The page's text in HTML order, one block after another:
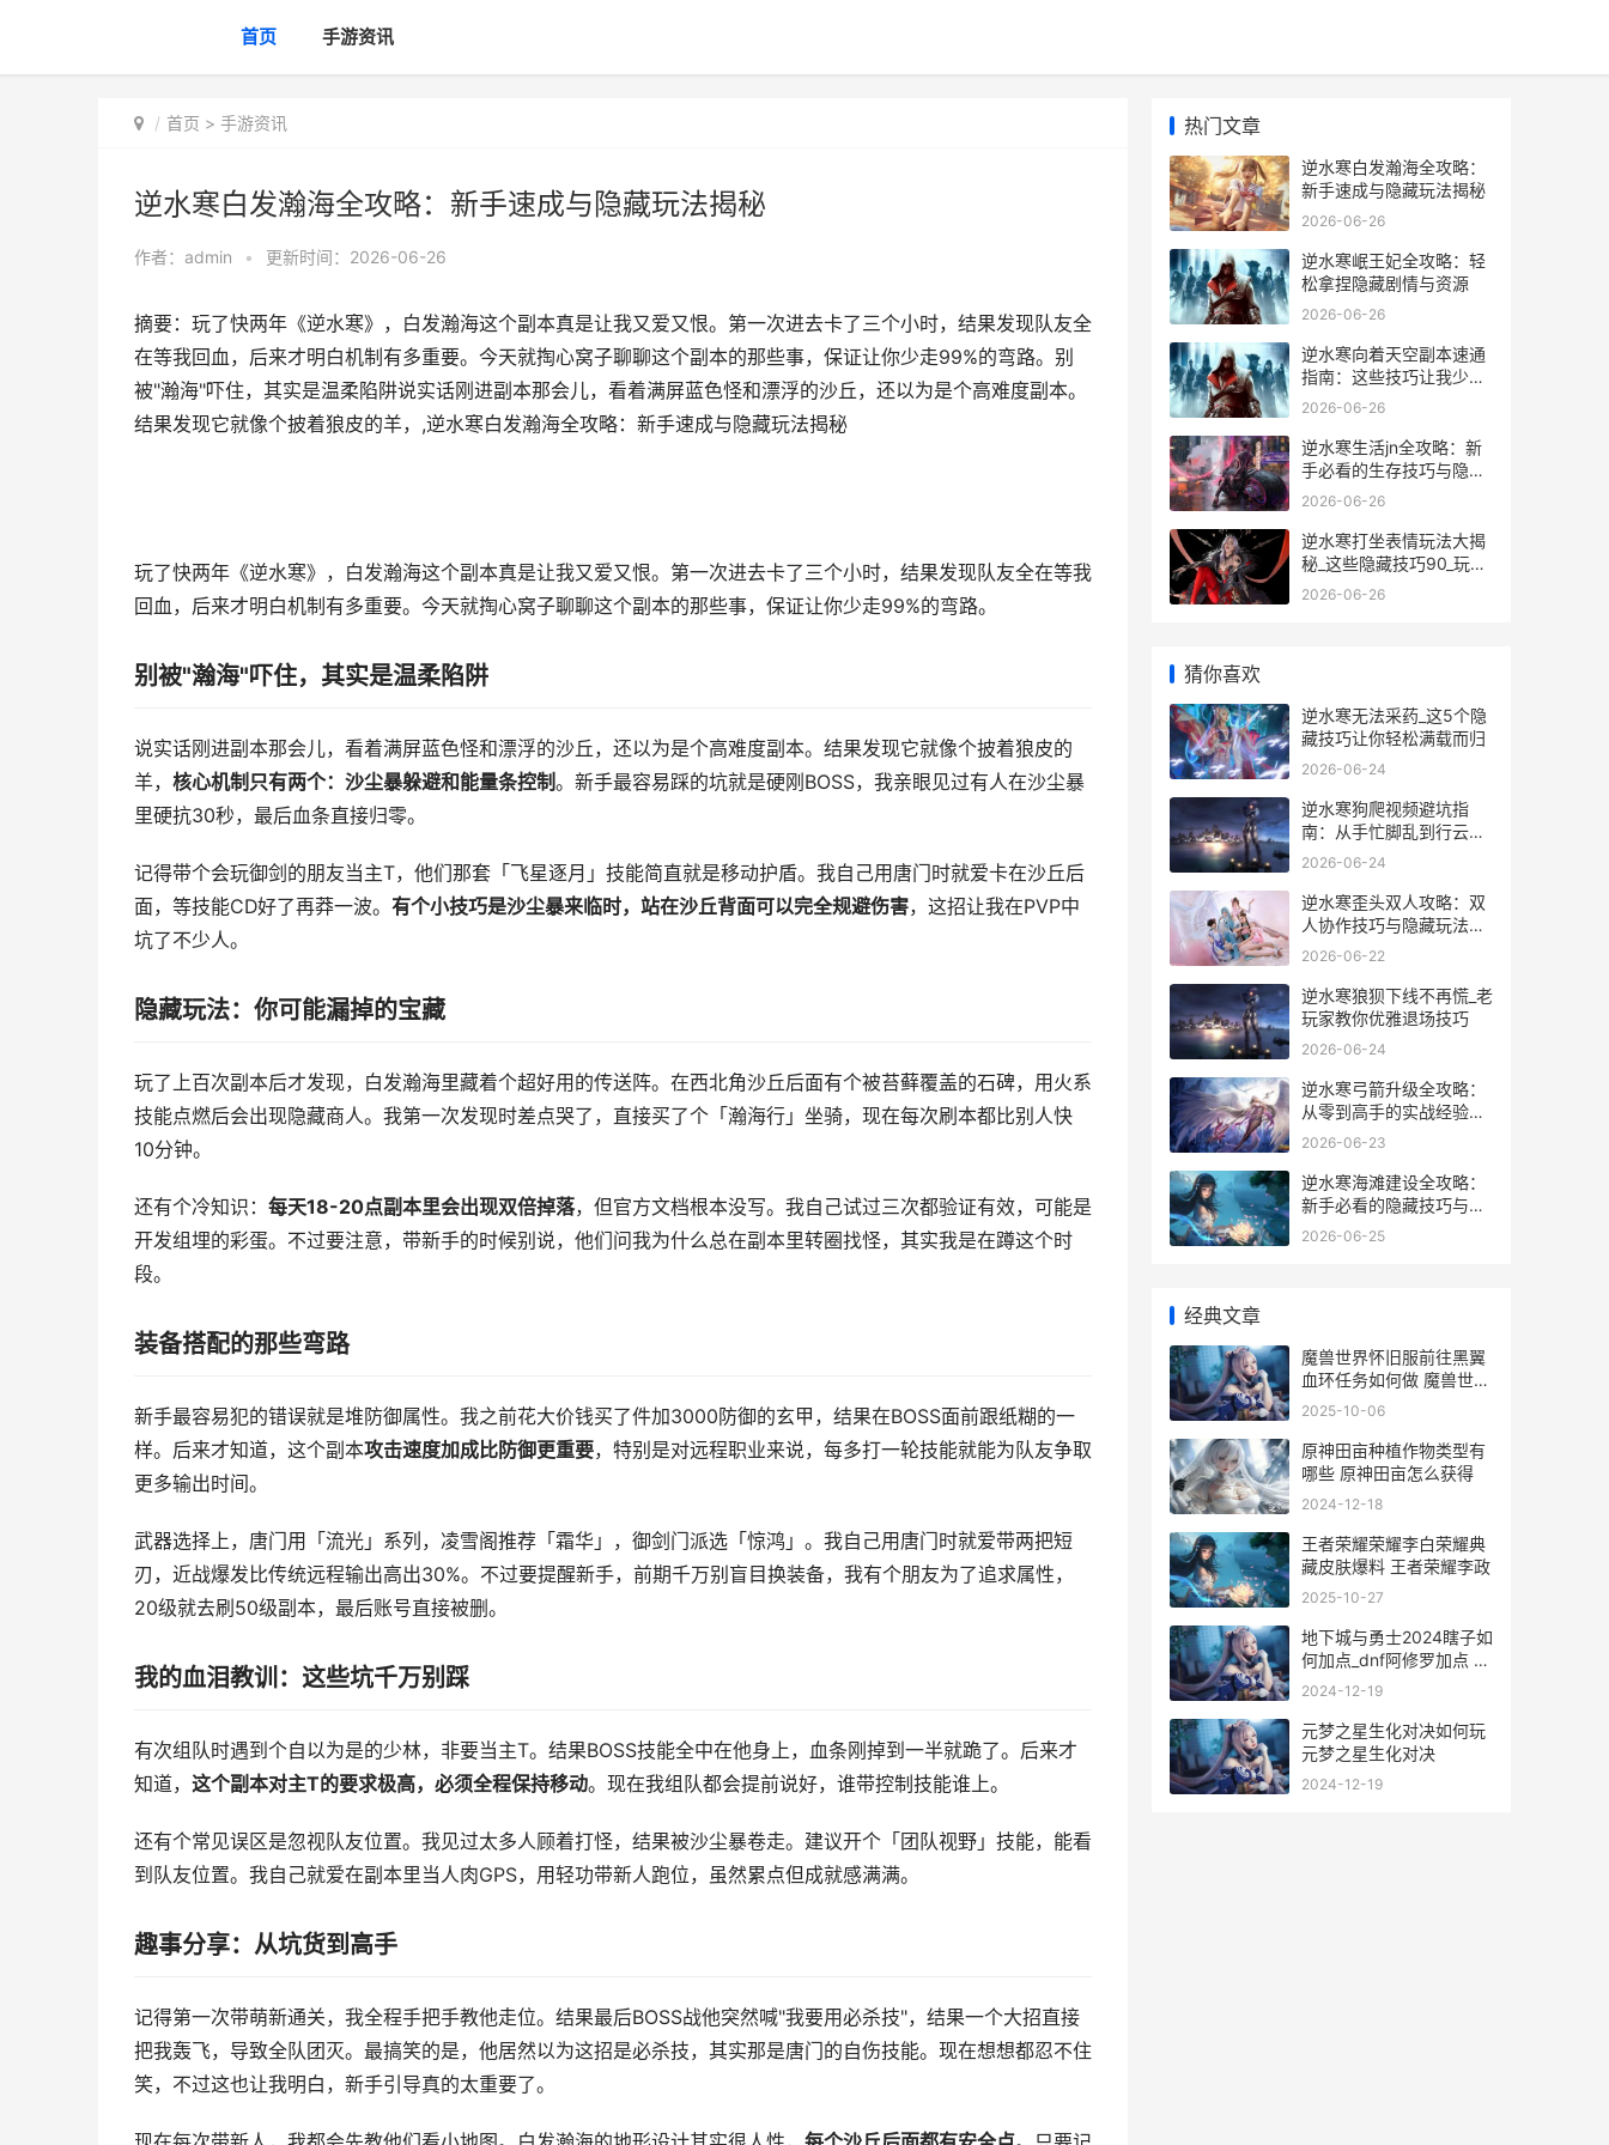
首页 手游资讯
首页 > 手游资讯
逆水寒白发瀚海全攻略：新手速成与隐藏玩法揭秘
作者： admin • 更新时间：2026-06-26
摘要：玩了快两年《逆水寒》，白发瀚海这个副本真是让我又爱又恨。第一次进去卡了三个小时，结果发现队友全
在等我回血，后来才明白机制有多重要。今天就掏心窝子聊聊这个副本的那些事，保证让你少走99%的弯路。别
被"瀚海"吓住，其实是温柔陷阱说实话刚进副本那会儿，看着满屏蓝色怪和漂浮的沙丘，还以为是个高难度副本。
结果发现它就像个披着狼皮的羊，,逆水寒白发瀚海全攻略：新手速成与隐藏玩法揭秘
玩了快两年《逆水寒》，白发瀚海这个副本真是让我又爱又恨。第一次进去卡了三个小时，结果发现队友全在等我
回血，后来才明白机制有多重要。今天就掏心窝子聊聊这个副本的那些事，保证让你少走99%的弯路。
别被"瀚海"吓住，其实是温柔陷阱
说实话刚进副本那会儿，看着满屏蓝色怪和漂浮的沙丘，还以为是个高难度副本。结果发现它就像个披着狼皮的
羊， 核心机制只有两个：沙尘暴躲避和能量条控制。新手最容易踩的坑就是硬刚BOSS，我亲眼见过有人在沙尘暴
里硬抗30秒，最后血条直接归零。
记得带个会玩御剑的朋友当主T，他们那套「飞星逐月」技能简直就是移动护盾。我自己用唐门时就爱卡在沙丘后
面，等技能CD好了再莽一波。 有个小技巧是沙尘暴来临时，站在沙丘背面可以完全规避伤害，这招让我在PVP中
坑了不少人。
隐藏玩法：你可能漏掉的宝藏
玩了上百次副本后才发现，白发瀚海里藏着个超好用的传送阵。在西北角沙丘后面有个被苔藓覆盖的石碑，用火系
技能点燃后会出现隐藏商人。我第一次发现时差点哭了，直接买了个「瀚海行」坐骑，现在每次刷本都比别人快
10分钟。
还有个冷知识： 每天18-20点副本里会出现双倍掉落，但官方文档根本没写。我自己试过三次都验证有效，可能是
开发组埋的彩蛋。不过要注意，带新手的时候别说，他们问我为什么总在副本里转圈找怪，其实我是在蹲这个时
段。
装备搭配的那些弯路
新手最容易犯的错误就是堆防御属性。我之前花大价钱买了件加3000防御的玄甲，结果在BOSS面前跟纸糊的一
样。后来才知道，这个副本攻击速度加成比防御更重要，特别是对远程职业来说，每多打一轮技能就能为队友争取
更多输出时间。
武器选择上，唐门用「流光」系列，凌雪阁推荐「霜华」，御剑门派选「惊鸿」。我自己用唐门时就爱带两把短
刃，近战爆发比传统远程输出高出30%。不过要提醒新手，前期千万别盲目换装备，我有个朋友为了追求属性，
20级就去刷50级副本，最后账号直接被删。
我的血泪教训：这些坑千万别踩
有次组队时遇到个自以为是的少林，非要当主T。结果BOSS技能全中在他身上，血条刚掉到一半就跪了。后来才
知道， 这个副本对主T的要求极高，必须全程保持移动。现在我组队都会提前说好，谁带控制技能谁上。
还有个常见误区是忽视队友位置。我见过太多人顾着打怪，结果被沙尘暴卷走。建议开个「团队视野」技能，能看
到队友位置。我自己就爱在副本里当人肉GPS，用轻功带新人跑位，虽然累点但成就感满满。
趣事分享：从坑货到高手
记得第一次带萌新通关，我全程手把手教他走位。结果最后BOSS战他突然喊"我要用必杀技"，结果一个大招直接
把我轰飞，导致全队团灭。最搞笑的是，他居然以为这招是必杀技，其实那是唐门的自伤技能。现在想想都忍不住
笑，不过这也让我明白，新手引导真的太重要了。
热门文章
逆水寒白发瀚海全攻略：
新手速成与隐藏玩法揭秘
2026-06-26
逆水寒岷王妃全攻略：轻
松拿捏隐藏剧情与资源
2026-06-26
逆水寒向着天空副本速通
指南：这些技巧让我少死
10次
2026-06-26
逆水寒生活jn全攻略：新
手必看的生存技巧与隐藏
玩法
2026-06-26
逆水寒打坐表情玩法大揭
秘_这些隐藏技巧90_玩家
都不知道
2026-06-26
猜你喜欢
逆水寒无法采药_这5个隐
藏技巧让你轻松满载而归
2026-06-24
逆水寒狗爬视频避坑指
南：从手忙脚乱到行云流
水的实战经验
2026-06-24
逆水寒歪头双人攻略：双
人协作技巧与隐藏玩法大
揭秘
2026-06-22
逆水寒狼狈下线不再慌_老
玩家教你优雅退场技巧
2026-06-24
逆水寒弓箭升级全攻略：
从零到高手的实战经验分
享
2026-06-23
逆水寒海滩建设全攻略：
新手必看的隐藏技巧与避
坑指南
2026-06-25
经典文章
魔兽世界怀旧服前往黑翼
血环任务如何做 魔兽世界
怀旧服电脑配置
2025-10-06
原神田亩种植作物类型有
哪些 原神田亩怎么获得
2024-12-18
王者荣耀荣耀李白荣耀典
藏皮肤爆料 王者荣耀李政
2025-10-27
地下城与勇士2024瞎子如
何加点_dnf阿修罗加点 地
下城与勇士2025春节套
2024-12-19
元梦之星生化对决如何玩
元梦之星生化对决
2024-12-19